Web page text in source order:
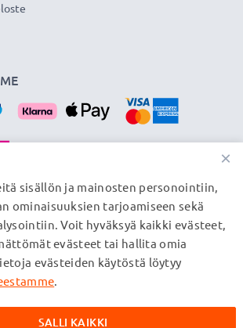
arvonlisäveron, mutta ei
sivuillamme mainitut tavaramerkit ovat
ainoastaan tuotteitamme koskevan
×
sisällön ja mainosten personointiin,
ominaisuuksien tarjoamiseen sekä
Voit hyväksyä kaikki evästeet,
evästeet tai hallita omia
evästeiden käytöstä löytyy
.
SALLI KAIKKI